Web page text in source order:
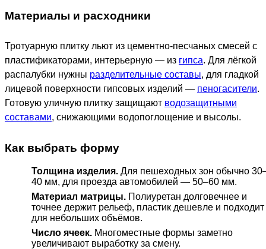
Материалы и расходники
Тротуарную плитку льют из цементно-песчаных смесей с
пластификаторами, интерьерную — из гипса. Для лёгкой
распалубки нужны разделительные составы, для гладкой
лицевой поверхности гипсовых изделий — пеногасители.
Готовую уличную плитку защищают водозащитными
составами, снижающими водопоглощение и высолы.
Как выбрать форму
Толщина изделия. Для пешеходных зон обычно
40 мм, для проезда автомобилей — 50–60 мм.
Материал матрицы. Полиуретан долговечнее и
точнее держит рельеф, пластик дешевле и подходит
для небольших объёмов.
Число ячеек. Многоместные формы заметно
увеличивают выработку за смену.